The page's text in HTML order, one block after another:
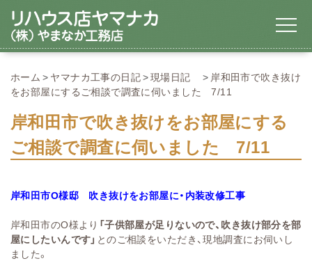
ホーム ヤマナカ工事の日記 現場日記
岸和田市で吹き抜け
をお部屋にするご相談で調査に伺いました 7/11
岸和田市で吹き抜けをお部屋にする
ご相談で調査に伺いました 7/11
岸和田市O様邸 吹き抜けをお部屋に・内装改修工事
岸和田市のO様より 「子供部屋が足りないので、吹き抜け部分を部
屋にしたいんです」 とのご相談をいただき、現地調査にお伺いし
ました。